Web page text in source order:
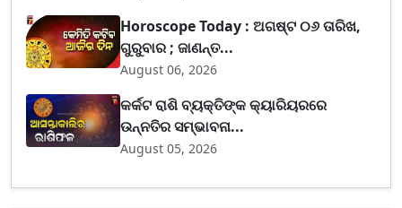
Horoscope Today : ଅଗଷ୍ଟ ୦୬ ତାରିଖ,
ଗୁରୁବାର ; ଜାଣନ୍ତ...
August 06, 2026
କର୍କଟ ରାଶି ବ୍ୟକ୍ତିଙ୍କ କ୍ୟାରିୟରରେ
ଉନ୍ନତିର ସମ୍ଭାବନା...
August 05, 2026